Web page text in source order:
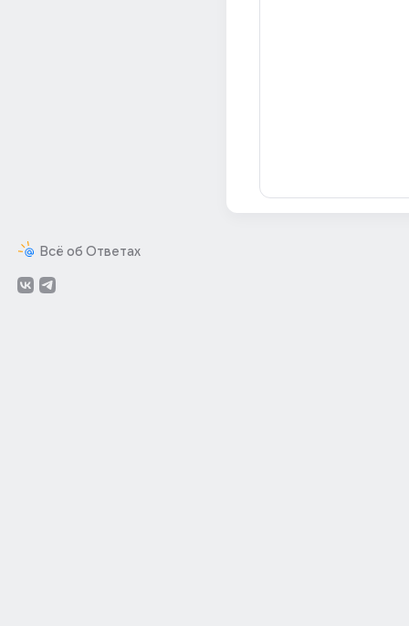
Всё об Ответах